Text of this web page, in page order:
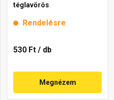
téglavörös
Rendelésre
530 Ft / db
Megnézem